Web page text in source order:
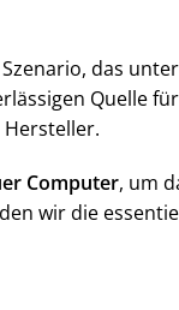
das
Quelle für
Computer, um
wir die